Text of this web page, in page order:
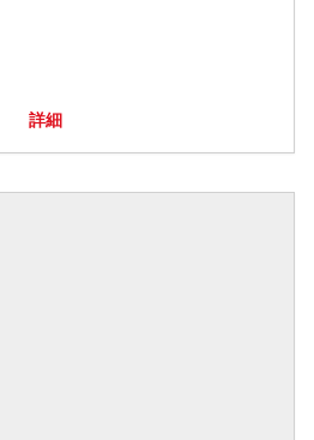
詳細